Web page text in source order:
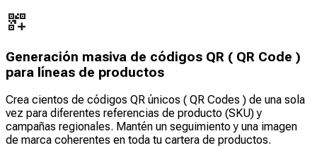
Generación masiva de códigos QR ( QR Code )
para líneas de productos
Crea cientos de códigos QR únicos ( QR Codes ) de una sola
vez para diferentes referencias de producto (SKU) y
campañas regionales. Mantén un seguimiento y una imagen
de marca coherentes en toda tu cartera de productos.